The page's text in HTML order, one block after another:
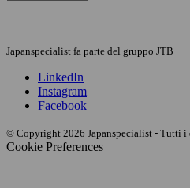
Japanspecialist fa parte del gruppo JTB
LinkedIn
Instagram
Facebook
© Copyright 2026 Japanspecialist - Tutti
Cookie Preferences